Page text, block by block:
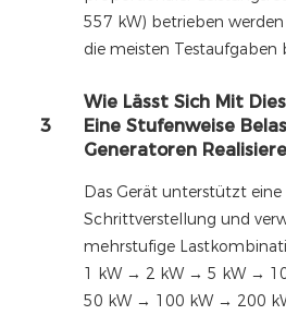
557 kW) betrieben
die meisten Testaufgaben
3
Wie Lässt Sich Mit
Eine Stufenweise
Generatoren
Das Gerät unterstützt eine
Schrittverstellung und
mehrstufige
1 kW → 2 kW → 5 kW →
50 kW → 100 kW → 200